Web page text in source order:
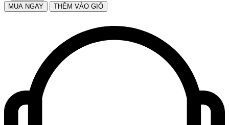
MUA NGAY THÊM VÀO GIỎ